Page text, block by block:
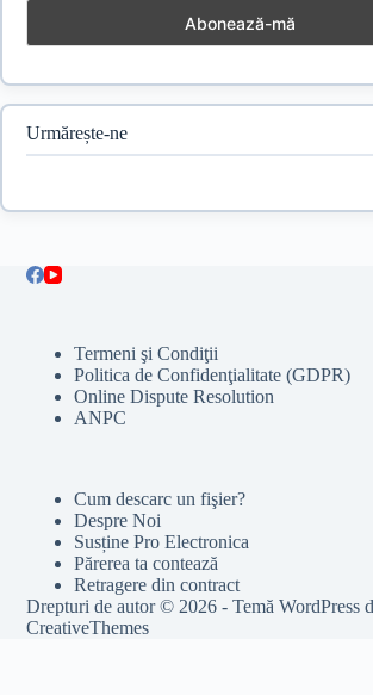
Urmărește-ne
Termeni şi Condiţii
Politica de Confidenţialitate (GDPR)
Online Dispute Resolution
ANPC
Cum descarc un fişier?
Despre Noi
Susține Pro Electronica
Părerea ta contează
Retragere din contract
Drepturi de autor © 2026 - Temă WordPress
CreativeThemes